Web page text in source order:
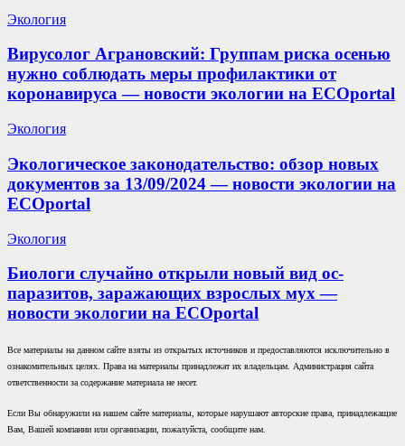
Экология
Вирусолог Аграновский: Группам риска осенью
нужно соблюдать меры профилактики от
коронавируса — новости экологии на ECOportal
Экология
Экологическое законодательство: обзор новых
документов за 13/09/2024 — новости экологии на
ECOportal
Экология
Биологи случайно открыли новый вид ос-
паразитов, заражающих взрослых мух —
новости экологии на ECOportal
Все материалы на данном сайте взяты из открытых источников и предоставляются исключительно в
ознакомительных целях. Права на материалы принадлежат их владельцам. Администрация сайта
ответственности за содержание материала не несет.
Если Вы обнаружили на нашем сайте материалы, которые нарушают авторские права, принадлежащие
Вам, Вашей компании или организации, пожалуйста, сообщите нам.